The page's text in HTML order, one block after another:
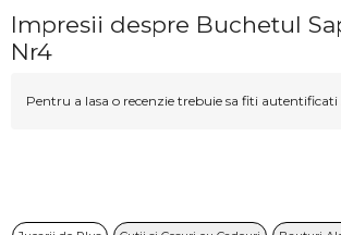
Impresii despre Buchetul
Nr4
Pentru a lasa o recenzie trebuie sa fiti autentificati